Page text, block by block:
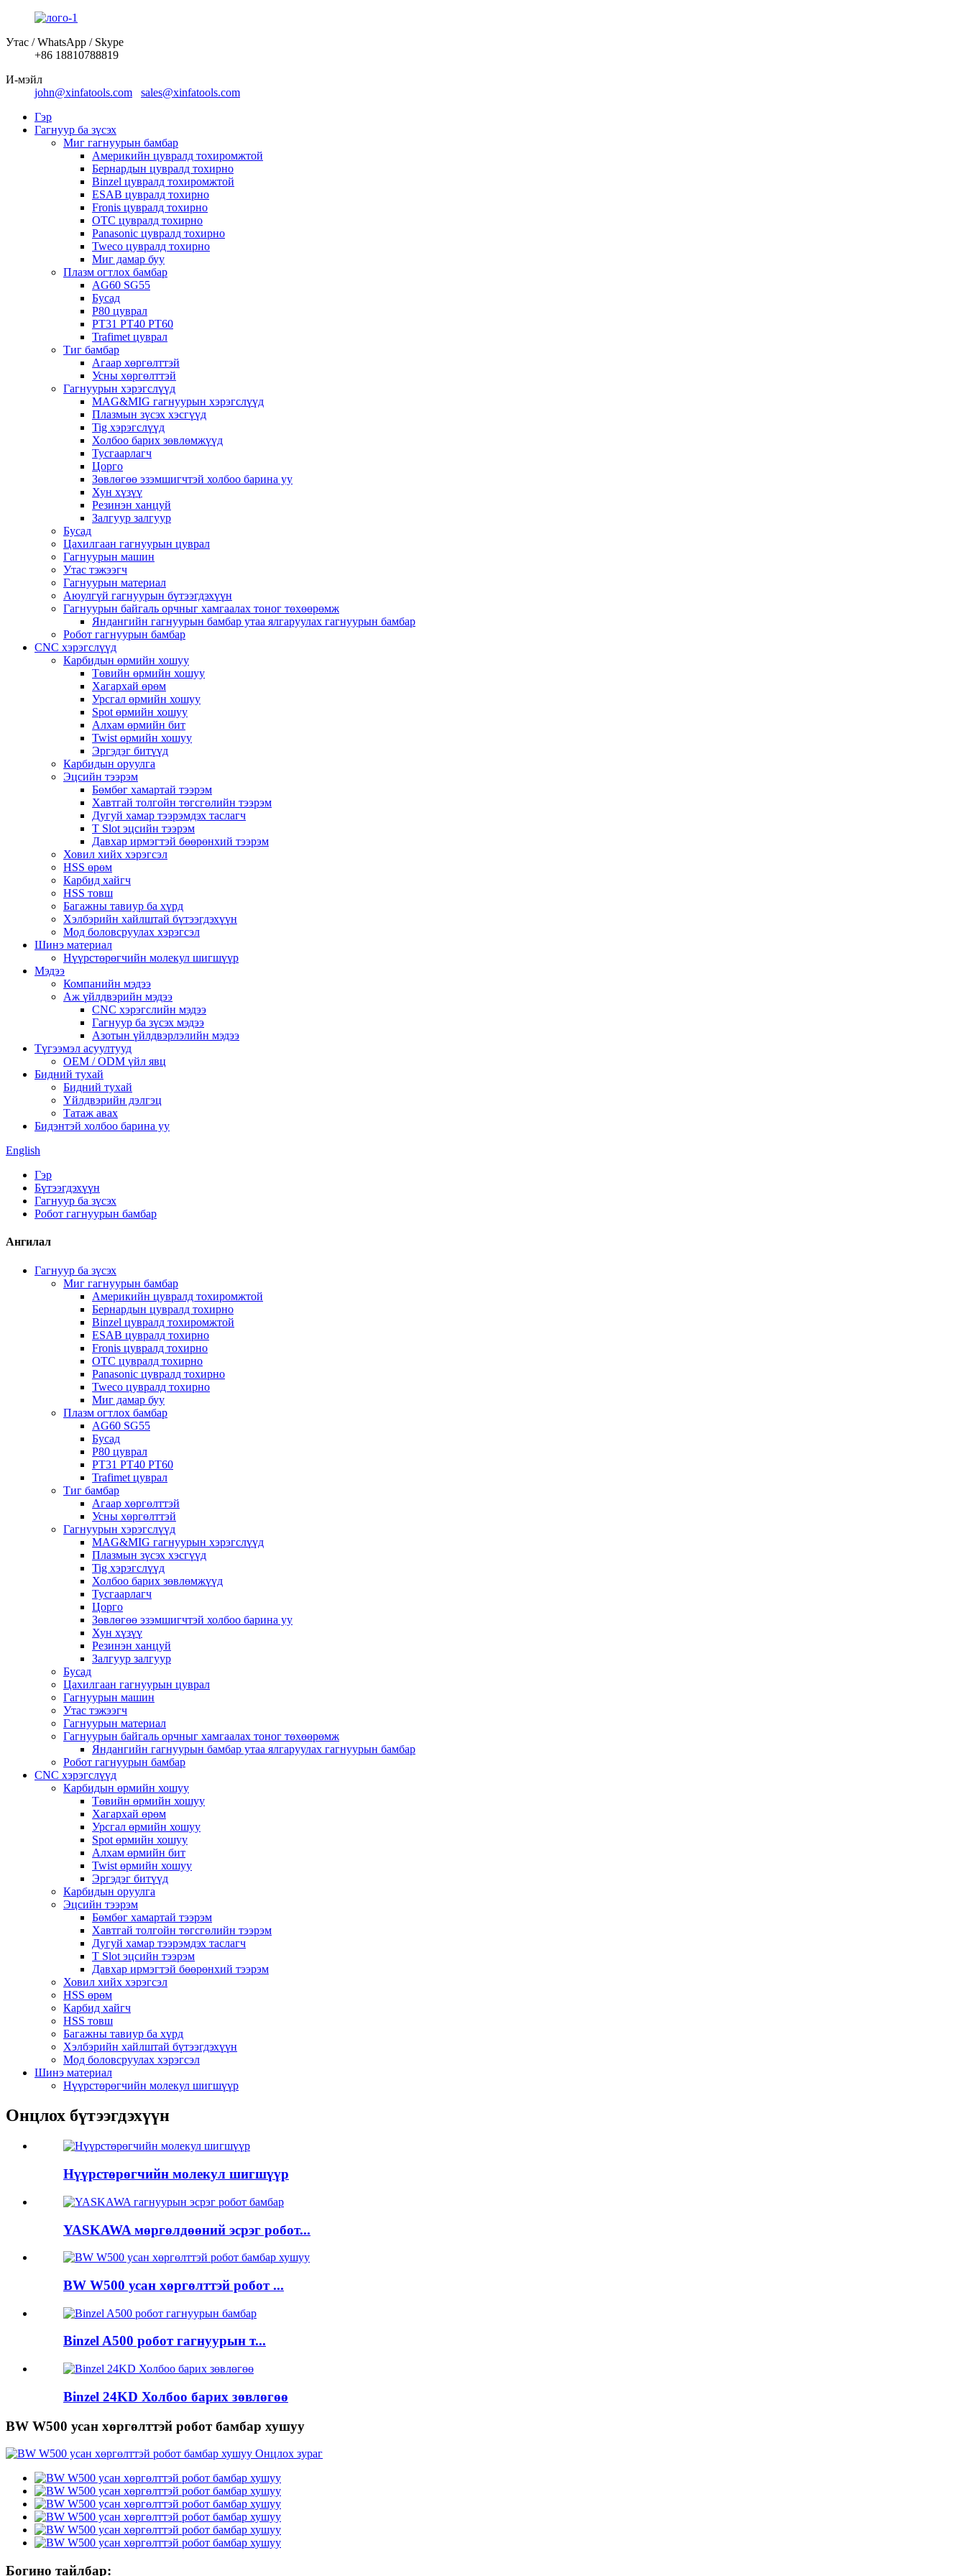
Утас / WhatsApp / Skype
+86 18810788819
И-мэйл
john@xinfatools.com
sales@xinfatools.com
Гэр
Гагнуур ба зүсэх
Миг гагнуурын бамбар
Америкийн цувралд тохиромжтой
Бернардын цувралд тохирно
Binzel цувралд тохиромжтой
ESAB цувралд тохирно
Fronis цувралд тохирно
OTC цувралд тохирно
Panasonic цувралд тохирно
Tweco цувралд тохирно
Миг дамар буу
Плазм огтлох бамбар
AG60 SG55
Бусад
P80 цуврал
PT31 PT40 PT60
Trafimet цуврал
Тиг бамбар
Агаар хөргөлттэй
Усны хөргөлттэй
Гагнуурын хэрэгслүүд
MAG&MIG гагнуурын хэрэгслүүд
Плазмын зүсэх хэсгүүд
Tig хэрэгслүүд
Холбоо барих зөвлөмжүүд
Тусгаарлагч
Цорго
Зөвлөгөө эзэмшигчтэй холбоо барина уу
Хун хүзүү
Резинэн ханцуй
Залгуур залгуур
Бусад
Цахилгаан гагнуурын цуврал
Гагнуурын машин
Утас тэжээгч
Гагнуурын материал
Аюулгүй гагнуурын бүтээгдэхүүн
Гагнуурын байгаль орчныг хамгаалах тоног төхөөрөмж
Яндангийн гагнуурын бамбар утаа ялгаруулах гагнуурын бамбар
Робот гагнуурын бамбар
CNC хэрэгслүүд
Карбидын өрмийн хошуу
Төвийн өрмийн хошуу
Хагархай өрөм
Урсгал өрмийн хошуу
Spot өрмийн хошуу
Алхам өрмийн бит
Twist өрмийн хошуу
Эргэдэг битүүд
Карбидын оруулга
Эцсийн тээрэм
Бөмбөг хамартай тээрэм
Хавтгай толгойн төгсгөлийн тээрэм
Дугуй хамар тээрэмдэх таслагч
T Slot эцсийн тээрэм
Давхар ирмэгтэй бөөрөнхий тээрэм
Ховил хийх хэрэгсэл
HSS өрөм
Карбид хайгч
HSS товш
Багажны тавиур ба хүрд
Хэлбэрийн хайлштай бүтээгдэхүүн
Мод боловсруулах хэрэгсэл
Шинэ материал
Нүүрстөрөгчийн молекул шигшүүр
Мэдээ
Компанийн мэдээ
Аж үйлдвэрийн мэдээ
CNC хэрэгслийн мэдээ
Гагнуур ба зүсэх мэдээ
Азотын үйлдвэрлэлийн мэдээ
Түгээмэл асуултууд
OEM / ODM үйл явц
Бидний тухай
Бидний тухай
Үйлдвэрийн дэлгэц
Татаж авах
Бидэнтэй холбоо барина уу
English
Гэр
Бүтээгдэхүүн
Гагнуур ба зүсэх
Робот гагнуурын бамбар
Ангилал
Гагнуур ба зүсэх
Миг гагнуурын бамбар
Америкийн цувралд тохиромжтой
Бернардын цувралд тохирно
Binzel цувралд тохиромжтой
ESAB цувралд тохирно
Fronis цувралд тохирно
OTC цувралд тохирно
Panasonic цувралд тохирно
Tweco цувралд тохирно
Миг дамар буу
Плазм огтлох бамбар
AG60 SG55
Бусад
P80 цуврал
PT31 PT40 PT60
Trafimet цуврал
Тиг бамбар
Агаар хөргөлттэй
Усны хөргөлттэй
Гагнуурын хэрэгслүүд
MAG&MIG гагнуурын хэрэгслүүд
Плазмын зүсэх хэсгүүд
Tig хэрэгслүүд
Холбоо барих зөвлөмжүүд
Тусгаарлагч
Цорго
Зөвлөгөө эзэмшигчтэй холбоо барина уу
Хун хүзүү
Резинэн ханцуй
Залгуур залгуур
Бусад
Цахилгаан гагнуурын цуврал
Гагнуурын машин
Утас тэжээгч
Гагнуурын материал
Гагнуурын байгаль орчныг хамгаалах тоног төхөөрөмж
Яндангийн гагнуурын бамбар утаа ялгаруулах гагнуурын бамбар
Робот гагнуурын бамбар
CNC хэрэгслүүд
Карбидын өрмийн хошуу
Төвийн өрмийн хошуу
Хагархай өрөм
Урсгал өрмийн хошуу
Spot өрмийн хошуу
Алхам өрмийн бит
Twist өрмийн хошуу
Эргэдэг битүүд
Карбидын оруулга
Эцсийн тээрэм
Бөмбөг хамартай тээрэм
Хавтгай толгойн төгсгөлийн тээрэм
Дугуй хамар тээрэмдэх таслагч
T Slot эцсийн тээрэм
Давхар ирмэгтэй бөөрөнхий тээрэм
Ховил хийх хэрэгсэл
HSS өрөм
Карбид хайгч
HSS товш
Багажны тавиур ба хүрд
Хэлбэрийн хайлштай бүтээгдэхүүн
Мод боловсруулах хэрэгсэл
Шинэ материал
Нүүрстөрөгчийн молекул шигшүүр
Онцлох бүтээгдэхүүн
Нүүрстөрөгчийн молекул шигшүүр
YASKAWA мөргөлдөөний эсрэг робот...
BW W500 усан хөргөлттэй робот ...
Binzel A500 робот гагнуурын т...
Binzel 24KD Холбоо барих зөвлөгөө
BW W500 усан хөргөлттэй робот бамбар хушуу
Богино тайлбар: